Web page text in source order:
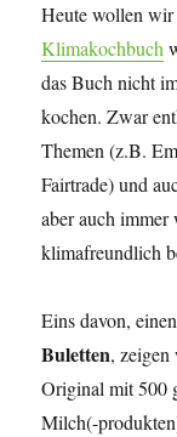
Heute wollen wir
Klimakochbuch
das Buch nicht
kochen. Zwar
Themen (z.B.
Fairtrade) und
aber auch
klimafreundlich
Eins davon,
Buletten,
Original mit 500
Milch(-